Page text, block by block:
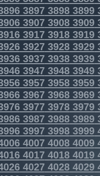
389738983899
390739083909
391739183919
392739283929
393739383939
394739483949
395739583959
396739683969
397739783979
398739883989
399739983999
400740084009
4017 40184019
402740284029